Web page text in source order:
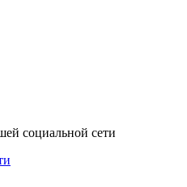
социальной сети